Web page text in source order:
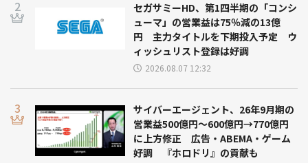
セガサミーHD、第1四半期の「コンシ
ューマ」の営業益は75％減の13億
円 主力タイトルを下期投入予定 ウ
ィッシュリスト登録は好調
2026.08.07 12:32
サイバーエージェント、26年9月期の
営業益500億円～600億円→770億円
に上方修正 広告・ABEMA・ゲーム
好調 『ホロドリ』の貢献も